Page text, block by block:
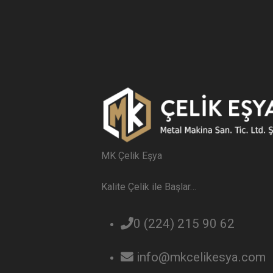
MK Çelik Eşya
Kalite Çelik ile Başlar…
0 (224) 215 90 62
info@mkcelikesya.com